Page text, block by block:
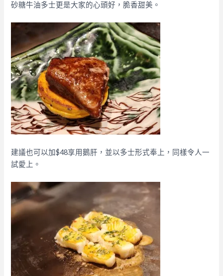
砂糖牛油多士更是大家的心頭好，脆香甜美。
建議也可以加$48享用鵝肝，並以多士形式奉上，同樣令人一
試愛上。